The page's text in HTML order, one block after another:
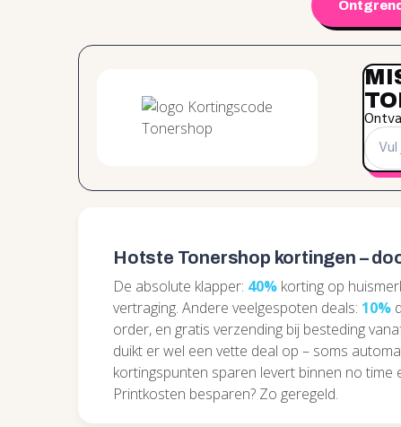
Hotste Tonershop kortingen –
De absolute klapper: 40% korting op
vertraging. Andere veelgespoten deals: 10%
order, en gratis verzending bij besteding
duikt er wel een vette deal op – soms
kortingspunten sparen levert binnen no time
Printkosten besparen? Zo geregeld.